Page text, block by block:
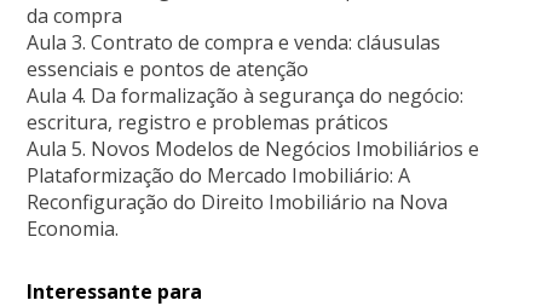
da compra
Aula 3. Contrato de compra e venda: cláusulas
essenciais e pontos de atenção
Aula 4. Da formalização à segurança do negócio:
escritura, registro e problemas práticos
Aula 5. Novos Modelos de Negócios Imobiliários e
Plataformização do Mercado Imobiliário: A
Reconfiguração do Direito Imobiliário na Nova
Economia.
Interessante para